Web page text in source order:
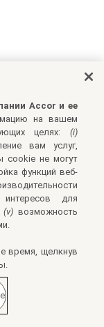
Accor и ее
на вашем
целях: (i)
вам услуг,
cookie не могут
функций веб-
для
(v)возможность
время, щелкнув